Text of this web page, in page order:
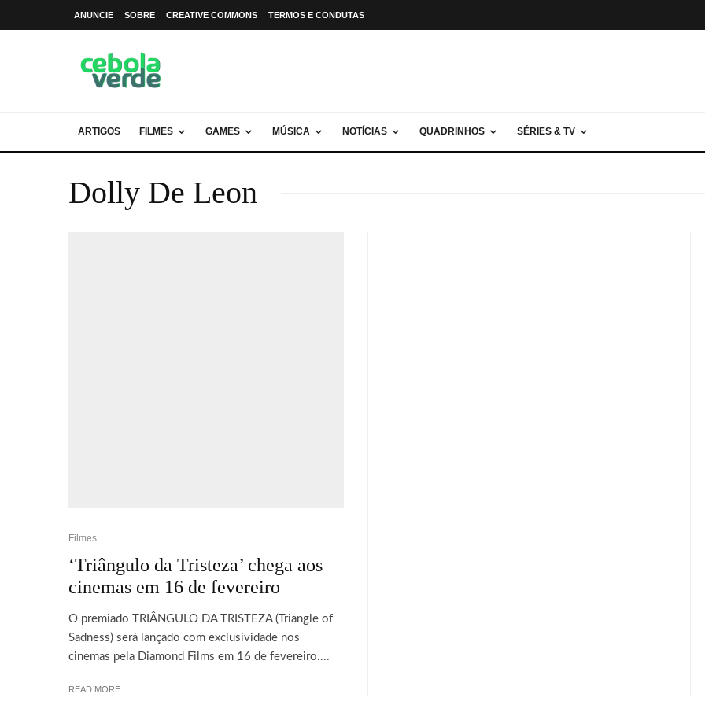
ANUNCIE SOBRE CREATIVE COMMONS TERMOS E CONDUTAS
ARTIGOS FILMES GAMES MÚSICA NOTÍCIAS QUADRINHOS SÉRIES & TV
Dolly De Leon
Filmes
‘Triângulo da Tristeza’ chega aos
cinemas em 16 de fevereiro
O premiado TRIÂNGULO DA TRISTEZA (Triangle of
Sadness) será lançado com exclusividade nos
cinemas pela Diamond Films em 16 de fevereiro....
READ MORE